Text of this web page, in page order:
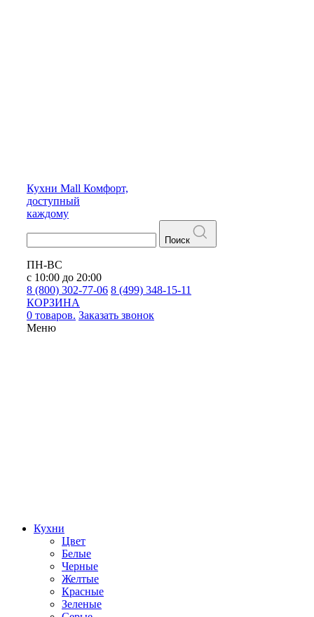
Кухни Mall Комфорт,
доступный
каждому
Поиск
ПН-ВС
с 10:00 до 20:00
8 (800) 302-77-06 8 (499) 348-15-11
КОРЗИНА
0 товаров. Заказать звонок
Меню
Кухни
Цвет
Белые
Черные
Желтые
Красные
Зеленые